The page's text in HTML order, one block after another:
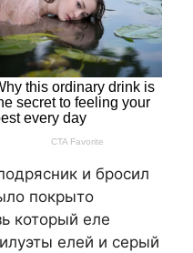
и бросил
покрыто
который еле
елей и серый